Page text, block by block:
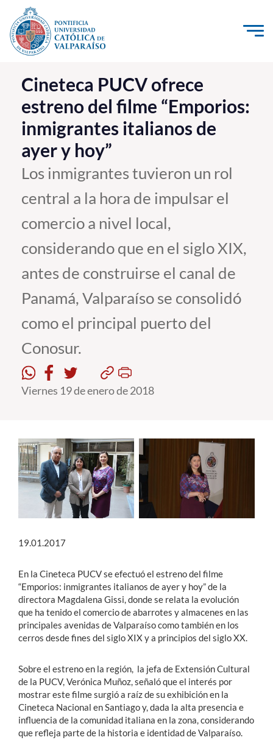
Click acá para ir directamente al contenido
La Universidad
Investigación, Creación e Innovación
PUCV Internacional
Vinculación con el Medio
Admisión
Postgrado
Formación Continua
Estudiantes
Académicos
Funcionarios
Alumni
Cineteca PUCV ofrece
estreno del filme “Emporios:
inmigrantes italianos de
ayer y hoy”
Los inmigrantes tuvieron un rol
central a la hora de impulsar el
comercio a nivel local,
considerando que en el siglo XIX,
antes de construirse el canal de
Panamá, Valparaíso se consolidó
como el principal puerto del
Conosur.
Viernes 19 de enero de 2018
19.01.2017
En la Cineteca PUCV se efectuó el estreno del filme
“Emporios: inmigrantes italianos de ayer y hoy” de la
directora Magdalena Gissi, donde se relata la evolución
que ha tenido el comercio de abarrotes y almacenes en las
principales avenidas de Valparaíso como también en los
cerros desde fines del siglo XIX y a principios del siglo XX.
Sobre el estreno en la región, la jefa de Extensión Cultural
de la PUCV, Verónica Muñoz, señaló que el interés por
mostrar este filme surgió a raíz de su exhibición en la
Cineteca Nacional en Santiago y, dada la alta presencia e
influencia de la comunidad italiana en la zona, considerando
que refleja parte de la historia e identidad de Valparaíso.